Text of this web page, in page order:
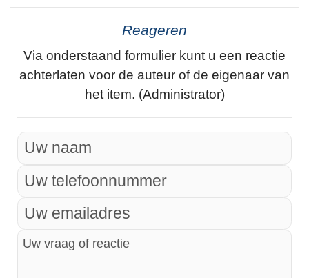
Reageren
Via onderstaand formulier kunt u een reactie
achterlaten voor de auteur of de eigenaar van
het item. (Administrator)